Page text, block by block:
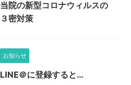
当院の新型コロナウィルスの
３密対策
お知らせ
LINE＠に登録すると…